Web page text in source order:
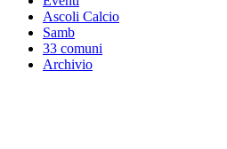
Ascoli Calcio
Samb
33 comuni
Archivio